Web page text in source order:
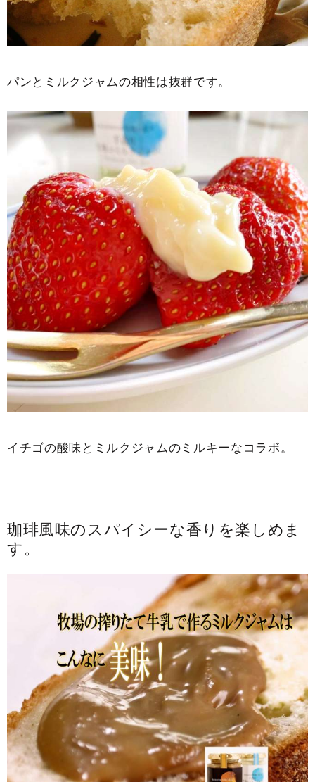
パンとミルクジャムの相性は抜群です。
イチゴの酸味とミルクジャムのミルキーなコラボ。
珈琲風味のスパイシーな香りを楽しめま
す。